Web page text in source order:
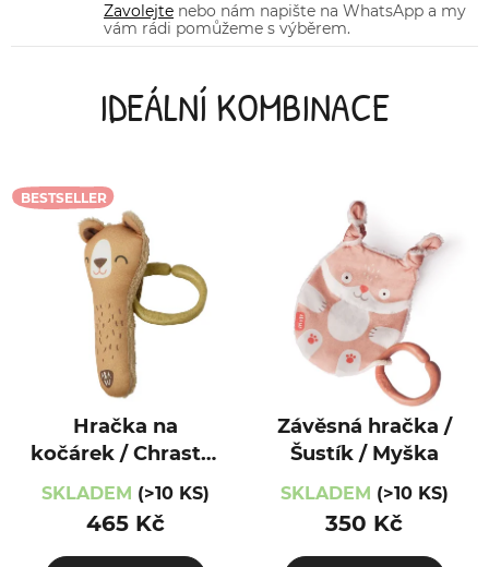
Zavolejte nebo nám napište na WhatsApp a my
vám rádi pomůžeme s výběrem.
IDEÁLNÍ KOMBINACE
BESTSELLER
Hračka na
kočárek / Chrastík
/ Medvídek
SKLADEM (>10 KS)
465 Kč
Závěsná hračka /
Šustík / Myška
SKLADEM (>10 KS)
350 Kč